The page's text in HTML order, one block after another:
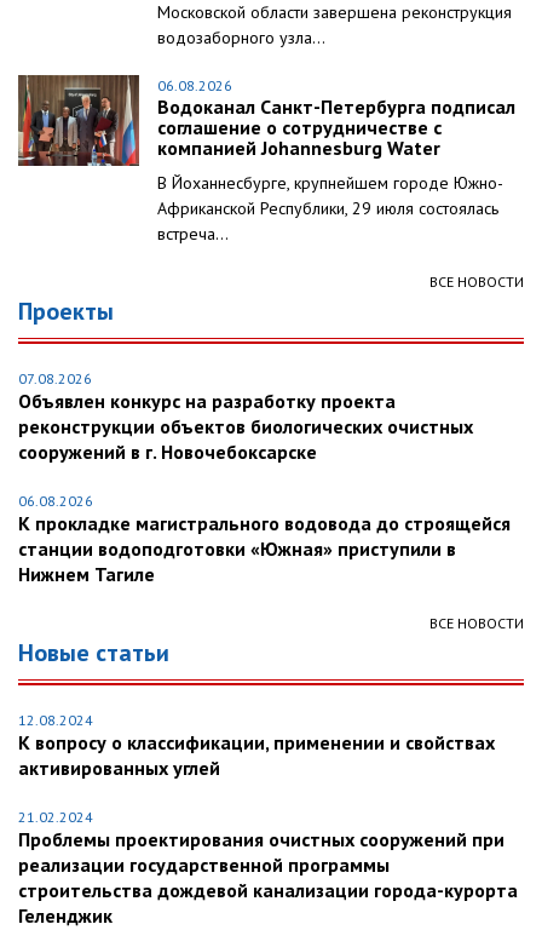
Московской области завершена реконструкция
водозаборного узла...
06.08.2026
Водоканал Санкт-Петербурга подписал
соглашение о сотрудничестве с
компанией Johannesburg Water
В Йоханнесбурге, крупнейшем городе Южно-
Африканской Республики, 29 июля состоялась
встреча...
ВСЕ НОВОСТИ
Проекты
07.08.2026
Объявлен конкурс на разработку проекта
реконструкции объектов биологических очистных
сооружений в г. Новочебоксарске
06.08.2026
К прокладке магистрального водовода до строящейся
станции водоподготовки «Южная» приступили в
Нижнем Тагиле
ВСЕ НОВОСТИ
Новые статьи
12.08.2024
К вопросу о классификации, применении и свойствах
активированных углей
21.02.2024
Проблемы проектирования очистных сооружений при
реализации государственной программы
строительства дождевой канализации города-курорта
Геленджик